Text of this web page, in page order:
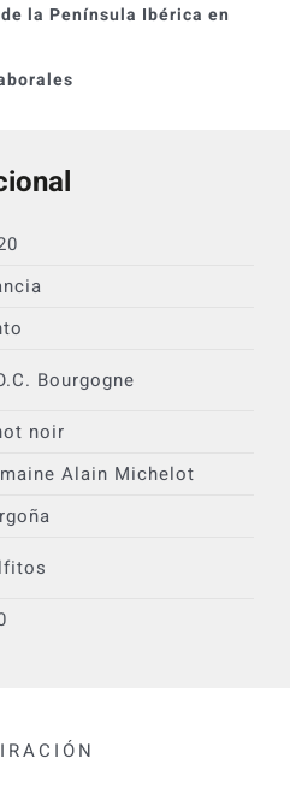
la Península Ibérica en
Bourgogne
noir
Alain Michelot